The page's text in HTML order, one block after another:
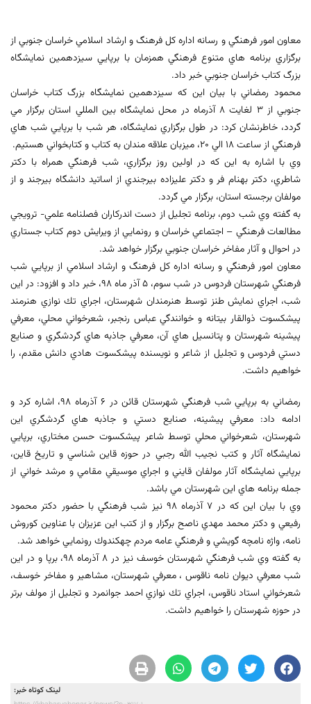
معاون امور فرهنگي و رسانه اداره كل فرهنگ و ارشاد اسلامي خراسان جنوبي از
برگزاري برنامه هاي متنوع فرهنگي همزمان با برپايي سيزدهمين نمايشگاه
بزرگ كتاب خراسان جنوبي خبر داد.
محمود رمضاني با بيان اين كه سيزدهمين نمايشگاه بزرگ كتاب خراسان
جنوبي از 3 لغايت 8 آذرماه در محل نمايشگاه بين المللي استان برگزار مي
گردد، خاطرنشان كرد: در طول برگزاري نمايشگاه، هر شب با برپايي شب هاي
فرهنگي از ساعت 18 الي 20، ميزبان علاقه مندان به كتاب و كتابخواني هستيم.
وي با اشاره به اين كه در اولين روز برگزاري، شب فرهنگي همراه با دكتر
شاطري، دكتر بهنام فر و دكتر عليزاده بيرجندي از اساتيد دانشگاه بيرجند و از
مولفان برجسته استان، برگزار مي گردد.
به گفته وي شب دوم، برنامه تجليل از دست اندركاران فصلنامه علمي- ترويجي
مطالعات فرهنگي – اجتماعي خراسان و رونمايي از ويرايش دوم كتاب جستاري
در احوال و آثار مفاخر خراسان جنوبي برگزار خواهد شد.
معاون امور فرهنگي و رسانه اداره كل فرهنگ و ارشاد اسلامي از برپايي شب
فرهنگي شهرستان فردوس در شب سوم، 5 آذر ماه 98، خبر داد و افزود: در اين
شب، اجراي نمايش طنز توسط هنرمندان شهرستان، اجراي تك نوازي هنرمند
پيشكسوت ذوالقار بيتانه و خوانندگي عباس رنجبر، شعرخواني محلي، معرفي
پيشينه شهرستان و پتانسيل هاي آن، معرفي جاذبه هاي گردشگري و صنايع
دستي فردوس و تجليل از شاعر و نويسنده پيشكسوت هادي دانش مقدم، را
خواهيم داشت.
رمضاني به برپايي شب فرهنگي شهرستان قائن در 6 آذرماه 98، اشاره كرد و
ادامه داد: معرفي پيشينه، صنايع دستي و جاذبه هاي گردشگري اين
شهرستان، شعرخواني محلي توسط شاعر پيشكسوت حسن مختاري، برپايي
نمايشگاه آثار و كتب نجيب الله رجبي در حوزه قاين شناسي و تاريخ قاين،
برپايي نمايشگاه آثار مولفان قايني و اجراي موسيقي مقامي و مرشد خواني از
جمله برنامه هاي اين شهرستان مي باشد.
وي با بيان اين كه در 7 آذرماه 98 نيز شب فرهنگي با حضور دكتر محمود
رفيعي و دكتر محمد مهدي ناصح برگزار و از كتب اين عزيزان با عناوين كوروش
نامه، واژه نامچه گويشي و فرهنگي عامه مردم چهكندوك رونمايي خواهد شد.
به گفته وي شب فرهنگي شهرستان خوسف نيز در 8 آذرماه 98، برپا و در اين
شب معرفي ديوان نامه ناقوس ، معرفي شهرستان، مشاهير و مفاخر خوسف،
شعرخواني استاد ناقوس، اجراي تك نوازي احمد جوانمرد و تجليل از مولف برتر
در حوزه شهرستان را خواهيم داشت.
لینک کوتاه خبر: